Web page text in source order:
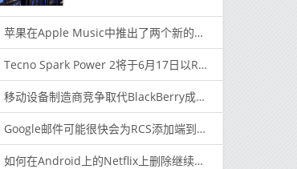
苹果在Apple Music中推出了两个新的广播电台
Tecno Spark Power 2将于6月17日以Rs首次亮相。9,999（〜$ 131）定价
移动设备制造商竞争取代BlackBerry成为企业标准
Google邮件可能很快会为RCS添加端到端加密
如何在Android上的Netflix上删除继续观看标题